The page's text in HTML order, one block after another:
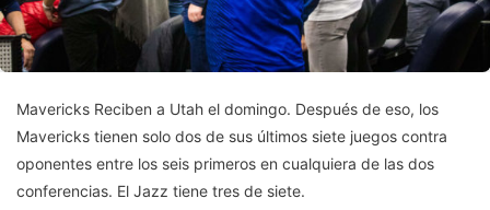
Mavericks Reciben a Utah el domingo. Después de eso, los
Mavericks tienen solo dos de sus últimos siete juegos contra
oponentes entre los seis primeros en cualquiera de las dos
conferencias. El Jazz tiene tres de siete.